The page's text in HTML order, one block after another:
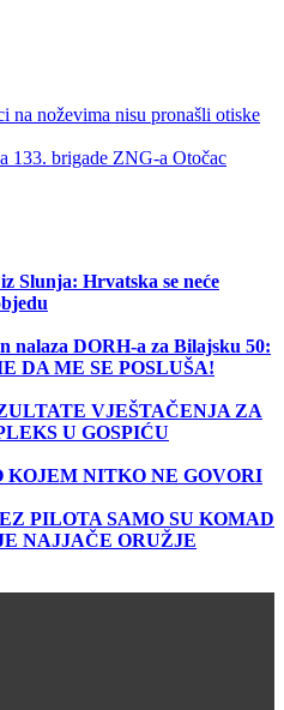
noževima nisu pronašli otiske
133. brigade ZNG-a Otočac
Slunja: Hrvatska se neće
nalaza DORH-a za Bilajsku 50:
DA ME SE POSLUŠA!
VJEŠTAČENJA ZA
U GOSPIĆU
KOJEM NITKO NE GOVORI
PILOTA SAMO SU KOMAD
NAJJAČE ORUŽJE